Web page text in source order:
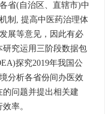
省(自治区、直辖市)中
制, 提高中医药治理体
展等意见，因此有必
究运用三阶段数据包
探究2019年我国公
分析各省份间办医效
问题并提出相关建
率。